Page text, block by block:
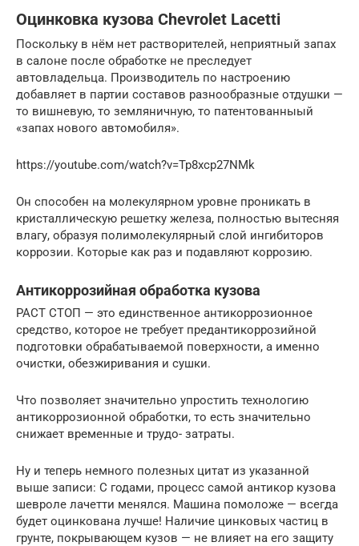
Оцинковка кузова Chevrolet Lacetti
Поскольку в нём нет растворителей, неприятный запах
в салоне после обработке не преследует
автовладельца. Производитель по настроению
добавляет в партии составов разнообразные отдушки —
то вишневую, то земляничную, то патентованныый
«запах нового автомобиля».
https://youtube.com/watch?v=Tp8xcp27NMk
Он способен на молекулярном уровне проникать в
кристаллическую решетку железа, полностью вытесняя
влагу, образуя полимолекулярный слой ингибиторов
коррозии. Которые как раз и подавляют коррозию.
Антикоррозийная обработка кузова
РАСТ СТОП — это единственное антикоррозионное
средство, которое не требует предантикоррозийной
подготовки обрабатываемой поверхности, а именно
очистки, обезжиривания и сушки.
Что позволяет значительно упростить технологию
антикоррозионной обработки, то есть значительно
снижает временные и трудо- затраты.
Ну и теперь немного полезных цитат из указанной
выше записи: С годами, процесс самой антикор кузова
шевроле лачетти менялся. Машина помоложе — всегда
будет оцинкована лучше! Наличие цинковых частиц в
грунте, покрывающем кузов — не влияет на его защиту